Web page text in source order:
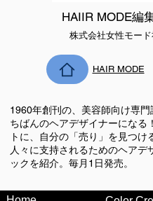
HAIIR MODE編
株式会社女性モード
HAIR MODE
1960年創刊の、美容師向け専
ちばんのヘアデザイナーになる
トに、自分の「売り」を見つけ
人々に支持されるためのヘアデ
ックを紹介。毎月1日発売。